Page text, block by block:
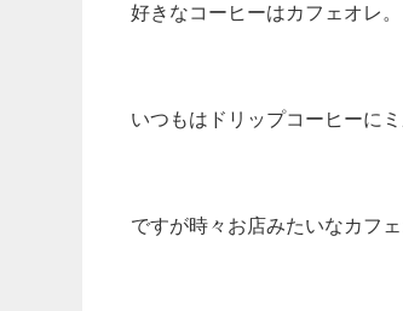
好きなコーヒーはカフェオレ。
いつもはドリップコーヒーに
ですが時々お店みたいなカフ